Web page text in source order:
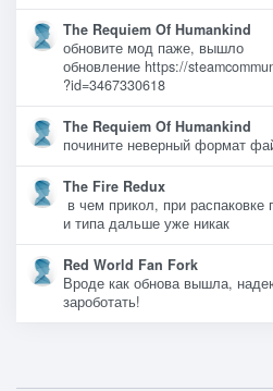
The Requiem Of Humankind
обновите мод паже, вышло
обновление https://
?id=3467330618
The Requiem Of Humankind
почините неверный формат
The Fire Redux
в чем прикол, при
и типа дальше уже никак
Red World Fan Fork
Вроде как обнова вышла,
зароботать!